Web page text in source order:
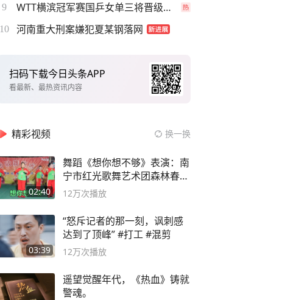
9 WTT横滨冠军赛国乒女单三将晋级四强
10 河南重大刑案嫌犯夏某钢落网
扫码下载今日头条APP
看最新、最热资讯内容
精彩视频 换一换
02:40
舞蹈《想你想不够》表演：南
宁市红光歌舞艺术团森林春红
舞蹈队。
12万次播放
03:39
“怒斥记者的那一刻，讽刺感
达到了顶峰” #打工 #混剪
12万次播放
遥望觉醒年代，《热血》铸就
警魂。